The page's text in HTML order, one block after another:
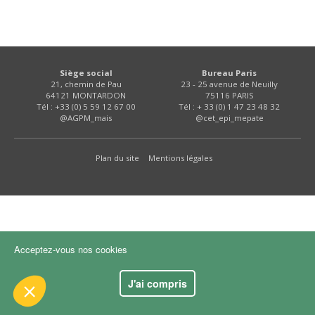
CEPM
IRRIGANTS DE FRANCE
GERM-SERVICES
EMPLOI
Siège social
21, chemin de Pau
64121 MONTARDON
Tél : +33 (0) 5 59 12 67 00
@AGPM_mais
Bureau Paris
23 - 25 avenue de Neuilly
75116 PARIS
Tél : + 33 (0) 1 47 23 48 32
@cet_epi_mepate
Plan du site Mentions légales
Acceptez-vous nos cookies
J'ai compris
le contenu de ce site vous intéresse
:
certifiés par
Je choisis OK pour moi